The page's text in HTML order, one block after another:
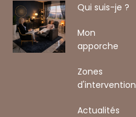
Qui suis-je ?
Mon
apporche
Zones
d'intervention
Actualités